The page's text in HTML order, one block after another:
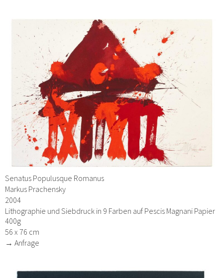
Senatus Populusque Romanus
Markus Prachensky
2004
Lithographie und Siebdruck in 9 Farben auf Pescis Magnani Papier
400g
56 x 76 cm
→ Anfrage